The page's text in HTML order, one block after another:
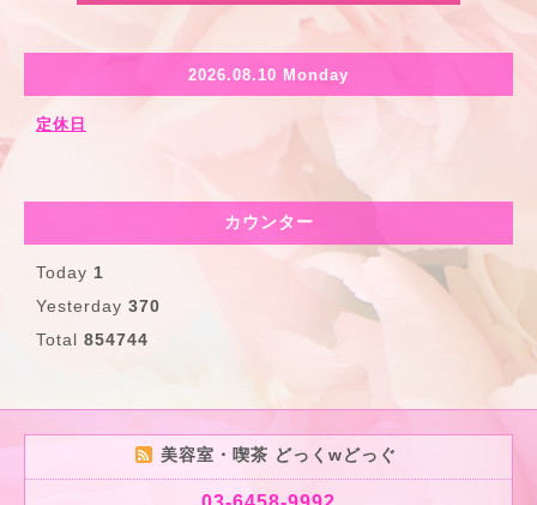
2026.08.10 Monday
定休日
カウンター
Today 1
Yesterday 370
Total 854744
美容室・喫茶 どっくwどっぐ